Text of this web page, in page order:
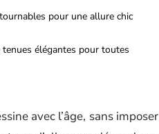
pour une allure chic
élégantes pour toutes
avec l’âge, sans imposer